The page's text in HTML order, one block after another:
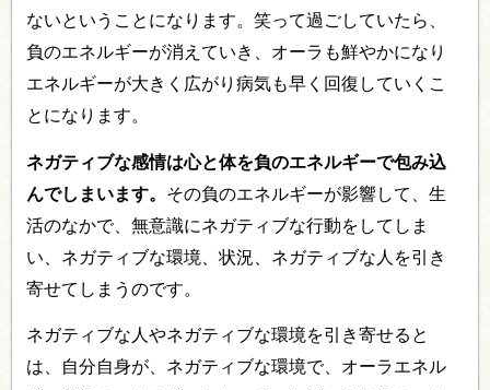
ないということになります。笑って過ごしていたら、
負のエネルギーが消えていき、オーラも鮮やかになり
エネルギーが大きく広がり病気も早く回復していくこ
とになります。
ネガティブな感情は心と体を負のエネルギーで包み込
んでしまいます。 その負のエネルギーが影響して、生
活のなかで、無意識にネガティブな行動をしてしま
い、ネガティブな環境、状況、ネガティブな人を引き
寄せてしまうのです。
ネガティブな人やネガティブな環境を引き寄せると
は、自分自身が、ネガティブな環境で、オーラエネル